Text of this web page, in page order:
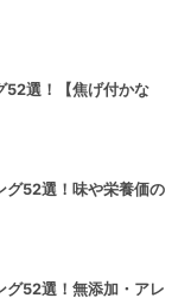
52選！【焦げ付かな
グ52選！味や栄養価の
グ52選！無添加・アレ